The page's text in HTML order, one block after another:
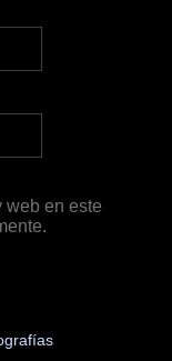
web en este